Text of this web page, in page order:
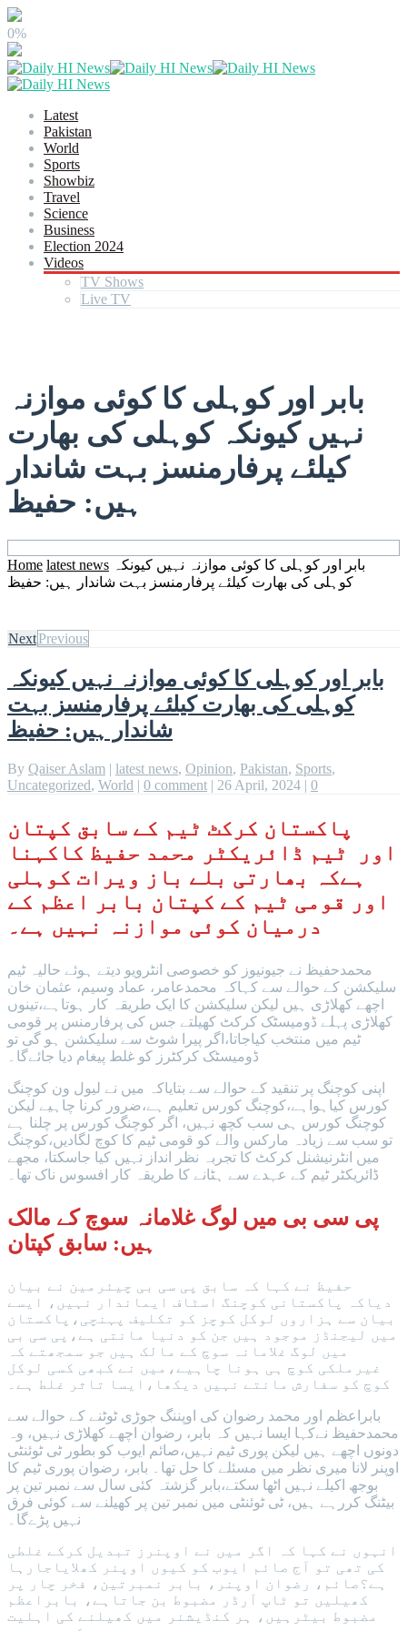
0%
Latest
Pakistan
World
Sports
Showbiz
Travel
Science
Business
Election 2024
Videos
TV Shows
Live TV
بابر اور کوہلی کا کوئی موازنہ
نہیں کیونکہ کوہلی کی بھارت
کیلئے پرفارمنسز بہت شاندار
ہیں: حفیظ
Home latest news
بابر اور کوہلی کا کوئی موازنہ نہیں کیونکہ
کوہلی کی بھارت کیلئے پرفارمنسز بہت شاندار ہیں: حفیظ
NextPrevious
بابر اور کوہلی کا کوئی موازنہ نہیں کیونکہ
کوہلی کی بھارت کیلئے پرفارمنسز بہت
شاندار ہیں: حفیظ
By Qaiser Aslam | latest news, Opinion, Pakistan, Sports,
Uncategorized, World | 0 comment | 26 April, 2024 | 0
پاکستان کرکٹ ٹیم کے سابق کپتان
اور ٹیم ڈائریکٹر محمد حفیظ کاکہنا
ہےکہ بھارتی بلے باز ویرات کوہلی
اور قومی ٹیم کے کپتان بابر اعظم کے
درمیان کوئی موازنہ نہیں ہے۔
محمدحفیظ نے جیونیوز کو خصوصی انٹرویو دیتے ہوئے حالیہ ٹیم
سلیکشن کے حوالے سے کہاکہ محمدعامر، عماد وسیم، عثمان خان
اچھے کھلاڑی ہیں لیکن سلیکشن کا ایک طریقہ کار ہوتاہے،تینوں
کھلاڑی پہلے ڈومیسٹک کرکٹ کھیلتے جس کی پرفارمنس پر قومی
ٹیم میں منتخب کیاجاتا،اگر پیرا شوٹ سے سلیکشن ہو گی تو
ڈومیسٹک کرکٹرز کو غلط پیغام دیا جائےگا۔
اپنی کوچنگ پر تنقید کے حوالے سے بتایاکہ میں نے لیول ون کوچنگ
کورس کیاہواہے،کوچنگ کورس تعلیم ہے،ضرور کرنا چاہیے لیکن
کوچنگ کورس ہی سب کچھ نہیں، اگر کوچنگ کورس پر چلنا ہے
تو سب سے زیادہ مارکس والے کو قومی ٹیم کا کوچ لگادیں،کوچنگ
میں انٹرنیشنل کرکٹ کا تجربہ نظر انداز نہیں کیا جاسکتا، مجھے
ڈائریکٹر ٹیم کے عہدے سے ہٹانے کا طریقہ کار افسوس ناک تھا۔
پی سی بی میں لوگ غلامانہ سوچ کے مالک
ہیں: سابق کپتان
حفیظ نے کہا کہ سابق پی سی بی چیئرمین نے بیان
دیاکہ پاکستانی کوچنگ اسٹاف ایماندار نہیں، ایسے
بیان سے ہزاروں لوکل کوچز کو تکلیف پہنچی،پاکستان
میں لیجنڈز موجود ہیں جن کو دنیا مانتی ہے،پی سی بی
میں لوگ غلامانہ سوچ کے مالک ہیں جو سمجھتے کہ
غیرملکی کوچ ہی ہونا چاہیے،میں نے کبھی کسی لوکل
کوچ کو سفارش مانتے نہیں دیکھا،ایسا تاثر غلط ہے۔
بابراعظم اور محمد رضوان کی اوپننگ جوڑی ٹوٹنے کے حوالے سے
محمدحفیظ نےکہا ایسا نہیں کہ بابر، رضوان اچھے کھلاڑی نہیں، وہ
دونوں اچھے ہیں لیکن پوری ٹیم نہیں،صائم ایوب کو بطور ٹی ٹوئنٹی
اوپنر لانا میری نظر میں مسئلے کا حل تھا۔ بابر، رضوان پوری ٹیم کا
بوجھ اکیلے نہیں اٹھا سکتے،بابر گزشتہ کئی سال سے نمبر تین پر
بیٹنگ کررہے ہیں، ٹی ٹوئنٹی میں نمبر تین پر کھیلنے سے کوئی فرق
نہیں پڑےگا۔
انہوں نے کہا کہ اگر میں نے اوپنرز تبدیل کرکے غلطی
کی تھی تو آج صائم ایوب کو کیوں اوپنر کھلایاجارہا
ہے؟صائم، رضوان اوپنر، بابر نمبرتین، فخر چار پر
کھیلیں تو ٹاپ آرڈر مضبوط بن جاتاہے، بابراعظم
مضبوط بیٹرہیں، ہر کنڈیشنر میں کھیلنے کی اہلیت